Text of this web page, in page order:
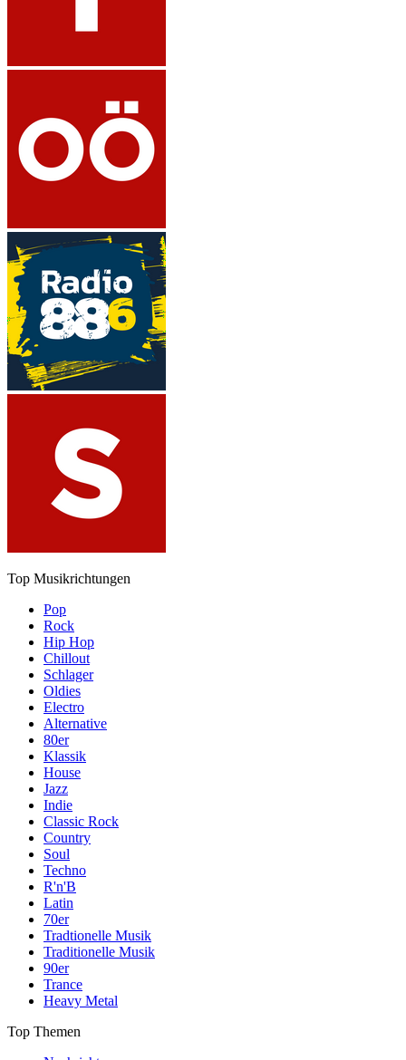
Top Musikrichtungen
Pop
Rock
Hip Hop
Chillout
Schlager
Oldies
Electro
Alternative
80er
Klassik
House
Jazz
Indie
Classic Rock
Country
Soul
Techno
R'n'B
Latin
70er
Tradtionelle Musik
Traditionelle Musik
90er
Trance
Heavy Metal
Top Themen